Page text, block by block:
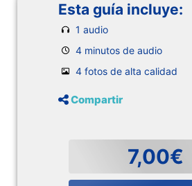
Esta guía incluye:
1 audio
4 minutos de audio
4 fotos de alta calidad
Compartir
7,00€